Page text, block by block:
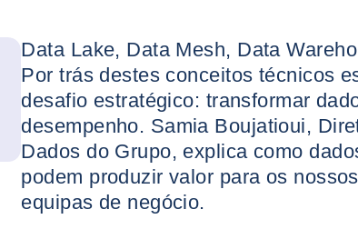
Data Lake, Data Mesh, Data
Por trás destes conceitos técnicos
desafio estratégico: transformar
desempenho. Samia Boujatioui,
Dados do Grupo, explica como
podem produzir valor para os
equipas de negócio.